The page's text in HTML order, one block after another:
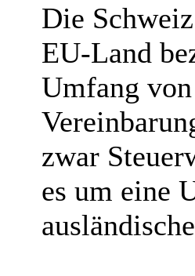
Die
EU-Land
Umfang
zwar
es um eine